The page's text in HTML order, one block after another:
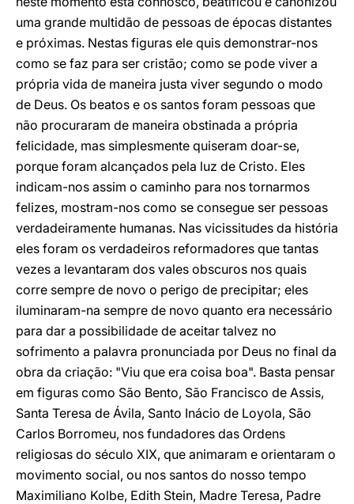
uma grande multidão de pessoas de épocas distantes
e próximas. Nestas figuras ele quis demonstrar-nos
como se faz para ser cristão; como se pode viver a
própria vida de maneira justa viver segundo o modo
de Deus. Os beatos e os santos foram pessoas que
não procuraram de maneira obstinada a própria
felicidade, mas simplesmente quiseram doar-se,
porque foram alcançados pela luz de Cristo. Eles
indicam-nos assim o caminho para nos tornarmos
felizes, mostram-nos como se consegue ser pessoas
verdadeiramente humanas. Nas vicissitudes da história
eles foram os verdadeiros reformadores que tantas
vezes a levantaram dos vales obscuros nos quais
corre sempre de novo o perigo de precipitar; eles
iluminaram-na sempre de novo quanto era necessário
para dar a possibilidade de aceitar talvez no
sofrimento a palavra pronunciada por Deus no final da
obra da criação: "Viu que era coisa boa". Basta pensar
em figuras como São Bento, São Francisco de Assis,
Santa Teresa de Ávila, Santo Inácio de Loyola, São
Carlos Borromeu, nos fundadores das Ordens
religiosas do século XIX, que animaram e orientaram o
movimento social, ou nos santos do nosso tempo
Maximiliano Kolbe, Edith Stein, Madre Teresa, Padre